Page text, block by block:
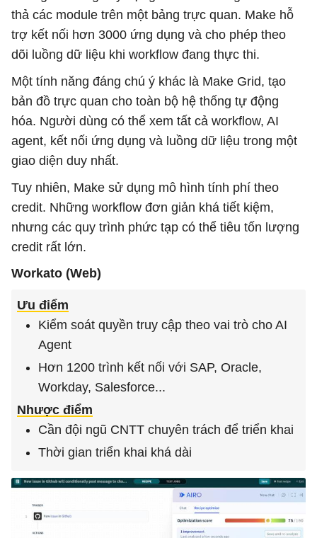
thả các module trên một bảng trực quan. Make hỗ
trợ kết nối hơn 3000 ứng dụng và cho phép theo
dõi luồng dữ liệu khi workflow đang thực thi.
Một tính năng đáng chú ý khác là Make Grid, tạo
bản đồ trực quan cho toàn bộ hệ thống tự động
hóa. Người dùng có thể xem tất cả workflow, AI
agent, kết nối ứng dụng và luồng dữ liệu trong một
giao diện duy nhất.
Tuy nhiên, Make sử dụng mô hình tính phí theo
credit. Những workflow đơn giản khá tiết kiệm,
nhưng các quy trình phức tạp có thể tiêu tốn lượng
credit rất lớn.
Workato (Web)
Ưu điểm
Kiểm soát quyền truy cập theo vai trò cho AI
Agent
Hơn 1200 trình kết nối với SAP, Oracle,
Workday, Salesforce...
Nhược điểm
Cần đội ngũ CNTT chuyên trách để triển khai
Thời gian triển khai khá dài